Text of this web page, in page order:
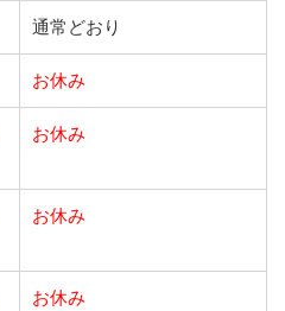
通常どおり
お休み
お休み
お休み
お休み